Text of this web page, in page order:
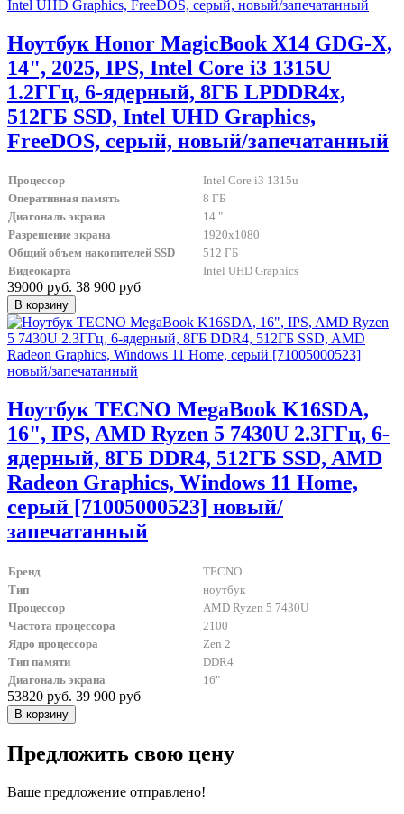
Ноутбук Honor MagicBook X14 GDG-X,
14", 2025, IPS, Intel Core i3 1315U
1.2ГГц, 6-ядерный, 8ГБ LPDDR4x,
512ГБ SSD, Intel UHD Graphics,
FreeDOS, серый, новый/запечатанный
Процессор
Intel Core i3 1315u
Оперативная память
8 ГБ
Диагональ экрана
14 "
Разрешение экрана
1920x1080
Общий объем накопителей SSD
512 ГБ
Видеокарта
Intel UHD Graphics
39000 руб. 38 900 руб
Ноутбук TECNO MegaBook K16SDA,
16", IPS, AMD Ryzen 5 7430U 2.3ГГц, 6-
ядерный, 8ГБ DDR4, 512ГБ SSD, AMD
Radeon Graphics, Windows 11 Home,
серый [71005000523] новый/
запечатанный
Бренд
TECNO
Тип
ноутбук
Процессор
AMD Ryzen 5 7430U
Частота процессора
2100
Ядро процессора
Zen 2
Тип памяти
DDR4
Диагональ экрана
16"
53820 руб. 39 900 руб
Предложить свою цену
Ваше предложение отправлено!